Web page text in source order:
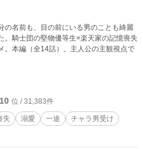
の名前も、目の前にいる男のことも綺麗
。騎士団の堅物優等生×楽天家の記憶喪失
。本編（全14話）。主人公の主観視点で
位 / 31,383件
失 溺愛 一途
チャラ男受け